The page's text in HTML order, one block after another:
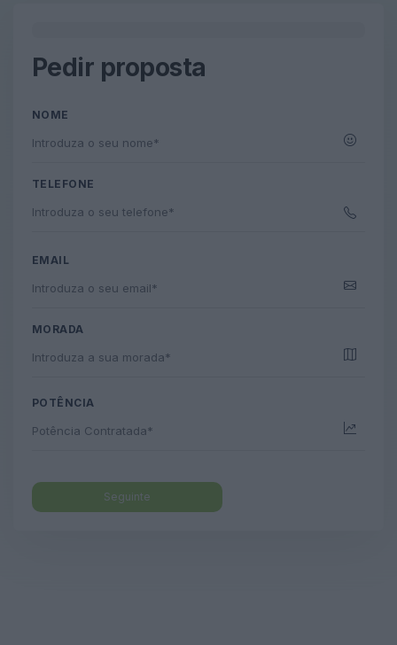
Pedir proposta
NOME
TELEFONE
EMAIL
MORADA
POTÊNCIA
Seguinte